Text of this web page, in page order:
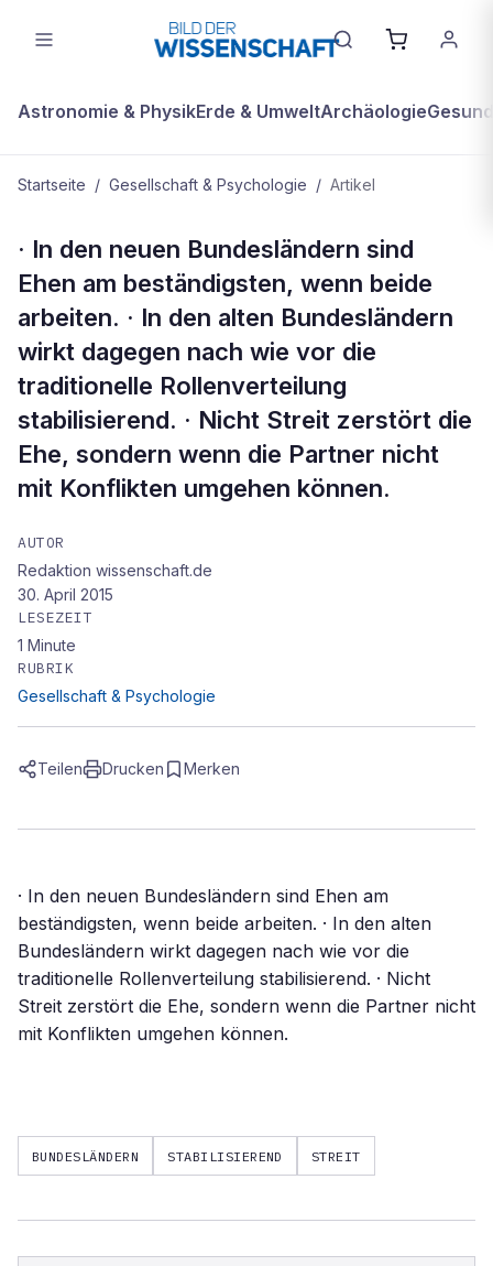
Astronomie & PhysikErde & UmweltArchäologie
Startseite / Gesellschaft & Psychologie / Artikel
Kompakt
· In den neuen Bundesländern sind
Ehen am beständigsten, wenn beide
arbeiten. · In den alten Bundesländern
wirkt dagegen nach wie vor die
traditionelle Rollenverteilung
stabilisierend. · Nicht Streit zerstört die
Ehe, sondern wenn die Partner nicht
mit Konflikten umgehen können.
AUTOR
Redaktion wissenschaft.de
30. April 2015
LESEZEIT
1 Minute
RUBRIK
Gesellschaft & Psychologie
Teilen Drucken Merken
· In den neuen Bundesländern sind Ehen am
beständigsten, wenn beide arbeiten. · In den alten
Bundesländern wirkt dagegen nach wie vor die
traditionelle Rollenverteilung stabilisierend. · Nicht
Streit zerstört die Ehe, sondern wenn die Partner nicht
mit Konflikten umgehen können.
BUNDESLÄNDERN STABILISIEREND STREIT